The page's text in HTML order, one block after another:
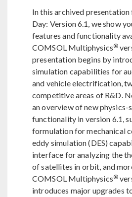
In this archived
Day: Version 6.1, we show
features and functionality
COMSOL Multiphysics®
presentation begins by
simulation capabilities for
and vehicle electrification,
competitive areas of R&D.
an overview of new physics-
functionality in version 6.1,
formulation for mechanical
eddy simulation (DES)
interface for analyzing the
of satellites in orbit, and
COMSOL Multiphysics®
introduces major upgrades